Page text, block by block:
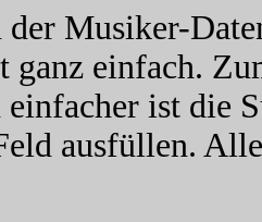
Musiker-
ganz einfach.
einfacher ist die
ausfüllen.